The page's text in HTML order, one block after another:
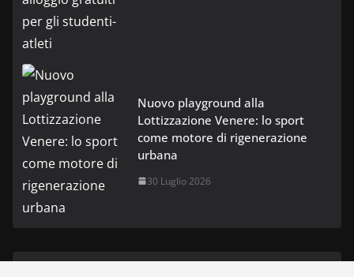
Nuovo playground alla
Lottizzazione Venere: lo sport
come motore di rigenerazione
urbana
30 Luglio 2026